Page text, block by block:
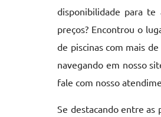
disponibilidade para te
preços? Encontrou o
de piscinas com mais
navegando em nosso
fale com nosso
Se destacando entre as